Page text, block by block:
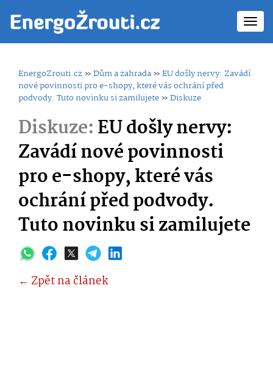
EnergoZrouti.cz»Dům a zahrada»EU došly nervy: Zavádí
nové povinnosti pro e-shopy, které vás ochrání před
podvody. Tuto novinku si zamilujete»Diskuze
Diskuze:EU došly nervy:
Zavádí nové povinnosti
pro e-shopy, které vás
ochrání před podvody.
Tuto novinku si zamilujete
← Zpět na článek